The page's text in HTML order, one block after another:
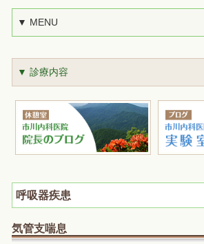
▼ MENU
▼ 診療内容
呼吸器疾患
気管支喘息